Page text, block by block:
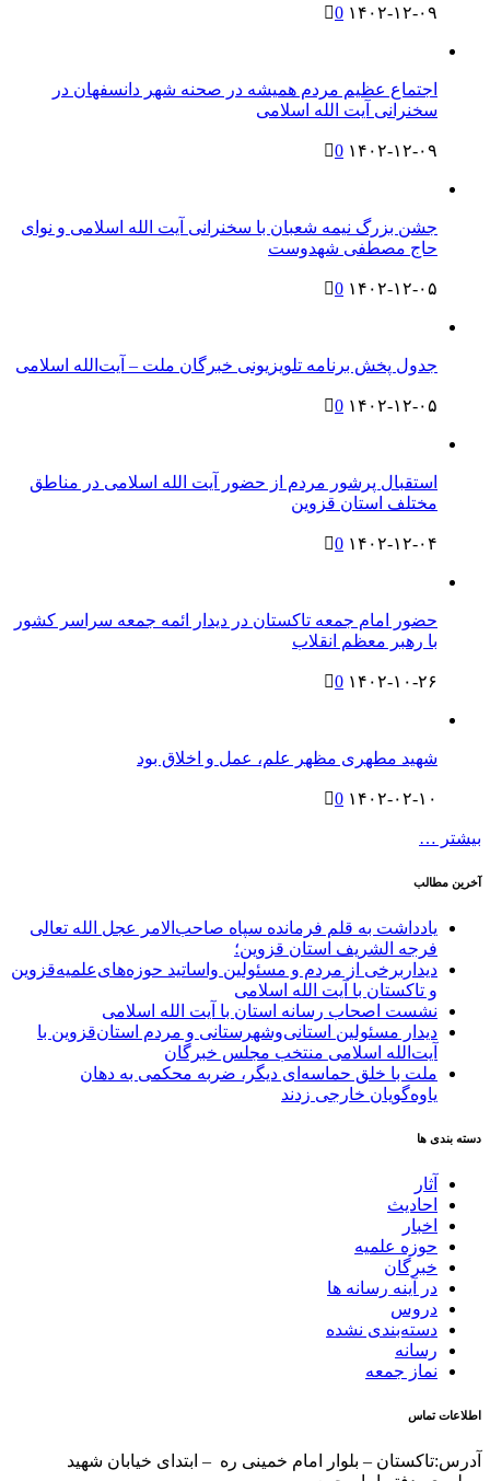
۱۴۰۲-۱۲-۰۹ 0
اجتماع عظیم مردم همیشه در صحنه شهر دانسفهان در
سخنرانی آیت الله اسلامی
۱۴۰۲-۱۲-۰۹ 0
جشن بزرگ نیمه شعبان با سخنرانی آیت الله اسلامی و نوای
حاج مصطفی شهدوست
۱۴۰۲-۱۲-۰۵ 0
جدول پخش برنامه تلویزیونی خبرگان ملت – آیت‌الله اسلامی
۱۴۰۲-۱۲-۰۵ 0
استقبال پرشور مردم از حضور آیت الله اسلامی در مناطق
مختلف استان قزوین
۱۴۰۲-۱۲-۰۴ 0
حضور امام‌ جمعه‌ تاکستان در دیدار ائمه‌ جمعه سراسر کشور
با رهبر معظم‌ انقلاب
۱۴۰۲-۱۰-۲۶ 0
شهید مطهری مظهر علم، عمل و اخلاق بود
۱۴۰۲-۰۲-۱۰ 0
بیشتر …
آخرین مطالب
یادداشت به قلم فرمانده سپاه صاحب‌الامر عجل الله تعالی
فرجه الشریف استان قزوین؛
دیداربرخی از مردم و مسئولین واساتید حوزه‌های‌علمیه‌قزوین
و تاکستان با آیت الله اسلامی
نشست اصحاب رسانه استان با آیت الله اسلامی
دیدار مسئولین استانی‌وشهرستانی و مردم‌ استان‌قزوین با
آیت‌الله‌ اسلامی منتخب مجلس‌ خبرگان
ملت با خلق حماسه‌ای دیگر، ضربه محکمی به دهان
یاوه‌گویان خارجی زدند
دسته بندی ها
آثار
احادیث
اخبار
حوزه علمیه
خبرگان
در آینه رسانه ها
دروس
دسته‌بندی نشده
رسانه
نماز جمعه
اطلاعات تماس
آدرس:تاکستان – بلوار امام خمینی ره – ابتدای خیابان شهید